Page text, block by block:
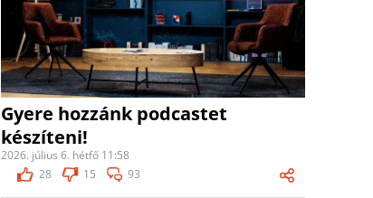
Gyere hozzánk podcastet
készíteni!
2026. július 6. hétfő 11:58
28
15 93